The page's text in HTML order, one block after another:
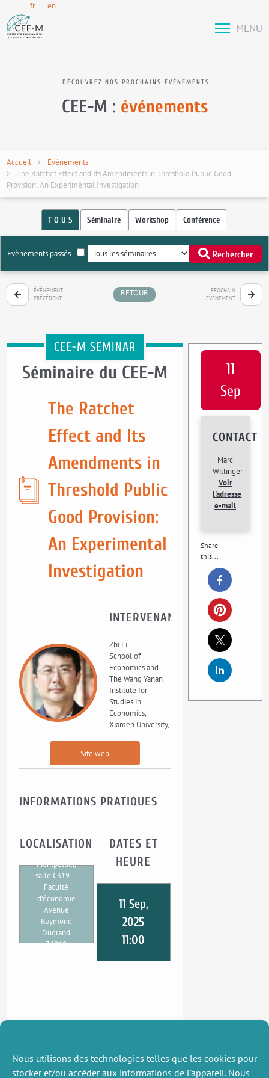
Nous utilisons des technologies telles que les cookies pour
stocker et/ou accéder aux informations de l'appareil. Nous
fr en
MENU
DÉCOUVREZ NOS PROCHAINS ÉVÉNEMENTS
CEE-M : événements
Accueil
Evènements
The Ratchet Effect and Its Amendments in Threshold Public Good
Provision: An Experimental Investigation
T O U S Séminaire Workshop Conférence
Evènements passés Rechercher
ÉVÉNEMENT
PRÉCÉDENT
RETOUR
PROCHAIN
ÉVÉNEMENT
CEE-M SEMINAR
Séminaire du CEE-M
The Ratchet
Effect and Its
Amendments in
Threshold Public
Good Provision:
An Experimental
Investigation
INTERVENANT
Zhi Li
School of
Economics and
The Wang Yanan
Institute for
Studies in
Economics,
Xiamen University,
Site web
INFORMATIONS PRATIQUES
LOCALISATION
Montpellier,
salle C319. –
Faculté
d’économie
Avenue
Raymond
Dugrand
34960
DATES ET
HEURE
11 Sep,
2025
11:00
11
Sep
CONTACT
Marc
Willinger
Voir
l'adresse
e-mail
Share
this...